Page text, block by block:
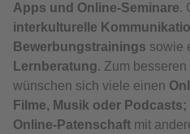
Apps und Online-Seminare.
interkulturelle
Bewerbungstrainings sowie
Lernberatung. Zum
wünschen sich viele einen
Filme, Musik oder Podcasts;
Online-Patenschaft mit